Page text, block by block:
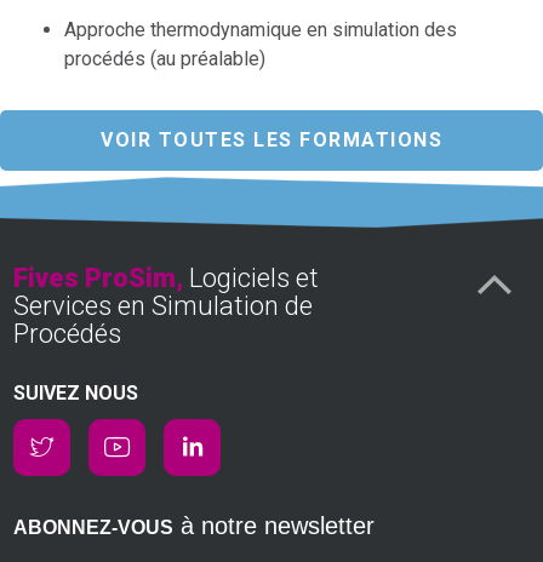
Approche thermodynamique en simulation des
procédés (au préalable)
VOIR TOUTES LES FORMATIONS
Fives ProSim, Logiciels et
Services en Simulation de
Procédés
SUIVEZ NOUS
ABONNEZ-VOUS à notre newsletter